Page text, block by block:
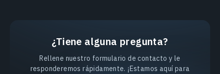
¿Tiene alguna pregunta?
Rellene nuestro formulario de contacto y le
responderemos rápidamente. ¡Estamos aquí para